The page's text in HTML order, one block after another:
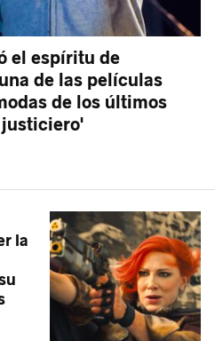
el espíritu de
de las películas
de los últimos
justiciero'
la